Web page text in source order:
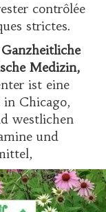
contrôlée
strictes.
Medizin,
ist eine
Chicago,
westlichen
und